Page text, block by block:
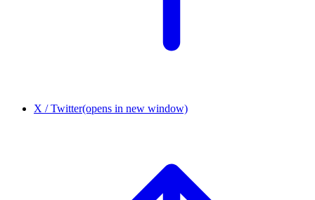
X / Twitter(opens in new window)